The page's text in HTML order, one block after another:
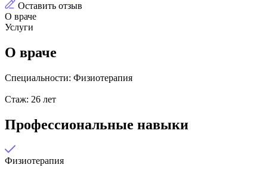
Оставить отзыв
О враче
Услуги
О враче
Специальности: Физиотерапия
Стаж: 26 лет
Профессиональные навыки
Физиотерапия